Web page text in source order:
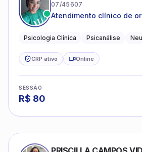
07/45607
Atendimento clínico de
crianças neurotípicas
Psicologia Clínica Psicanálise
CRP ativo Online
SESSÃO
R$ 80